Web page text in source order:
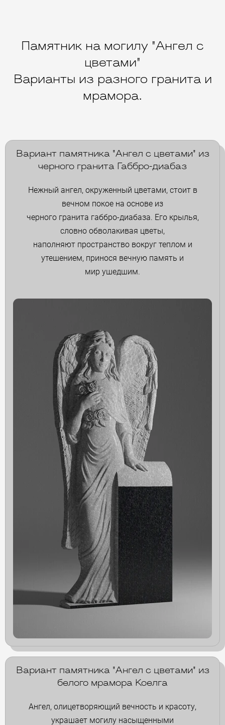
Памятник на могилу "Ангел с
цветами"
Варианты из разного гранита и
мрамора.
Вариант памятника "Ангел с цветами" из
черного гранита Габбро-диабаз
Нежный ангел, окруженный цветами, стоит в
вечном покое на основе из
черного гранита габбро-диабаза. Его крылья,
словно обволакивая цветы,
наполняют пространство вокруг теплом и
утешением, принося вечную память и
мир ушедшим.
Вариант памятника "Ангел с цветами" из
белого мрамора Коелга
Ангел, олицетворяющий вечность и красоту,
украшает могилу насыщенными